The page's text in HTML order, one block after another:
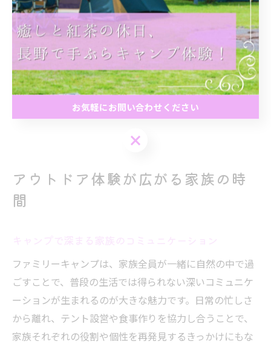
場 関東」など、設備が充実したキャンプ場を選ぶと、初
心者でも安心して挑戦できます。
ただし、レンタル品には数に限りがあるため、事前予約
や料金、返却方法などを必ず確認しておきましょう。初
回はレンタルで気軽に始め、徐々に自分たちのスタイル
に合わせて道具を揃えていくのが賢い方法です。
アウトドア体験が広がる家族の時
間
ファミリーキャンプは、家族全員が一緒に自然の中で過
ごすことで、普段の生活では得られない深いコミュニケ
ーションが生まれるのが大きな魅力です。日常の忙しさ
から離れ、テント設営や食事作りを協力し合うことで、
家族それぞれの役割や個性を再発見するきっかけにもな
お気軽にお問い合わせください
お気軽にお問い合わせください